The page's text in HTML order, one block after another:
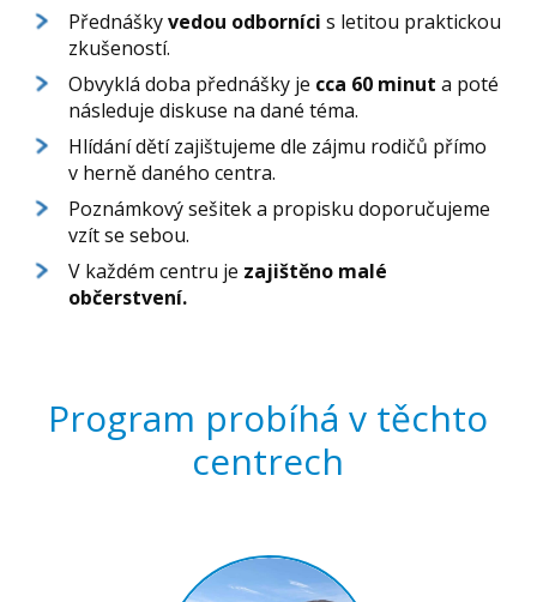
Přednáškyvedou odborníci s letitou praktickou
zkušeností.
Obvyklá doba přednášky je cca 60 minut a poté
následuje diskuse na dané téma.
Hlídání dětí zajištujeme dle zájmu rodičů přímo
v herně daného centra.
Poznámkový sešitek a propisku doporučujeme
vzít se sebou.
V každém centru je zajištěno malé
občerstvení.
Program probíhá v těchto
centrech